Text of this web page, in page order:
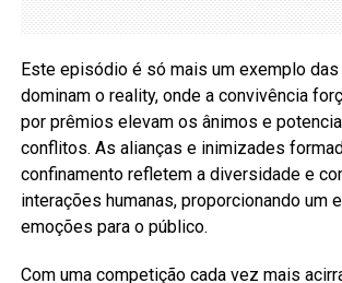
Este episódio é só mais um exemplo
dominam o reality, onde a convivência
por prêmios elevam os ânimos e
conflitos. As alianças e inimizades
confinamento refletem a diversidade e
interações humanas, proporcionando um
emoções para o público.
Com uma competição cada vez mais